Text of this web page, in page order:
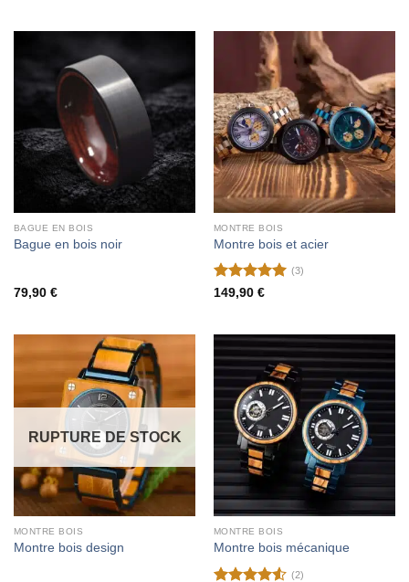
BAGUE EN BOIS
Bague en bois noir
79,90 €
MONTRE BOIS
Montre bois et acier
Note5 sur
(3)
149,90 €
RUPTURE DE STOCK
MONTRE BOIS
Montre bois design
MONTRE BOIS
Montre bois mécanique
(2)